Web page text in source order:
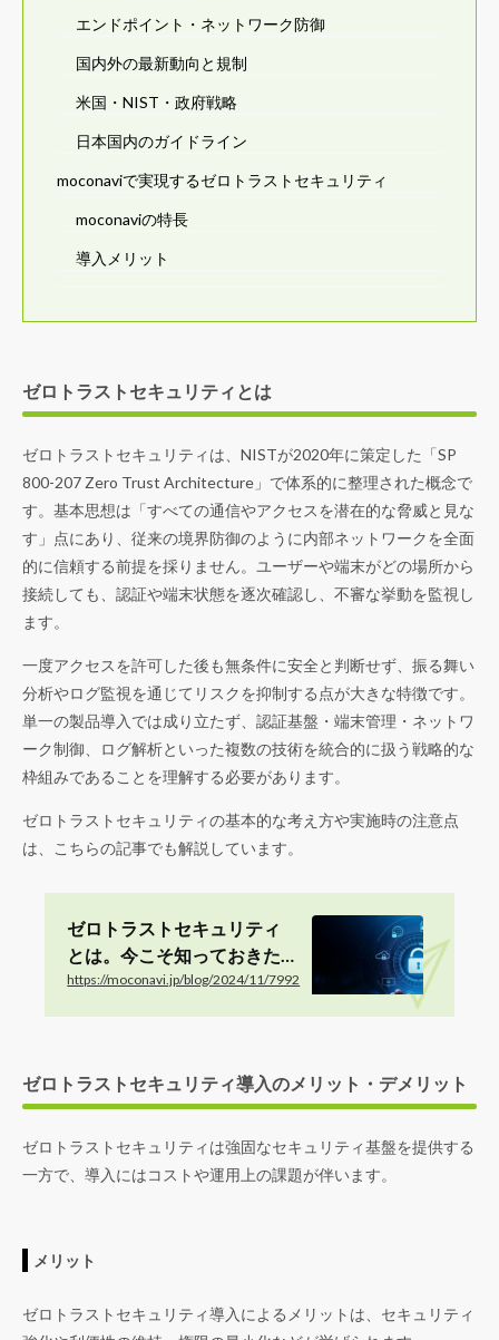
エンドポイント・ネットワーク防御
国内外の最新動向と規制
米国・NIST・政府戦略
日本国内のガイドライン
moconaviで実現するゼロトラストセキュリティ
moconaviの特長
導入メリット
ゼロトラストセキュリティとは
ゼロトラストセキュリティは、NISTが2020年に策定した「SP
800-207 Zero Trust Architecture」で体系的に整理された概念で
す。基本思想は「すべての通信やアクセスを潜在的な脅威と見な
す」点にあり、従来の境界防御のように内部ネットワークを全面
的に信頼する前提を採りません。ユーザーや端末がどの場所から
接続しても、認証や端末状態を逐次確認し、不審な挙動を監視し
ます。
一度アクセスを許可した後も無条件に安全と判断せず、振る舞い
分析やログ監視を通じてリスクを抑制する点が大きな特徴です。
単一の製品導入では成り立たず、認証基盤・端末管理・ネットワ
ーク制御、ログ解析といった複数の技術を統合的に扱う戦略的な
枠組みであることを理解する必要があります。
ゼロトラストセキュリティの基本的な考え方や実施時の注意点
は、こちらの記事でも解説しています。
ゼロトラストセキュリティ
とは。今こそ知っておきた
い基本概念と実施時の注意
https://moconavi.jp/blog/2024/11/7992
ゼロトラストセキュリティ導入のメリット・デメリット
ゼロトラストセキュリティは強固なセキュリティ基盤を提供する
一方で、導入にはコストや運用上の課題が伴います。
メリット
ゼロトラストセキュリティ導入によるメリットは、セキュリティ